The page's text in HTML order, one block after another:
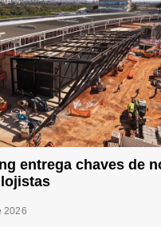
entrega chaves de
2026